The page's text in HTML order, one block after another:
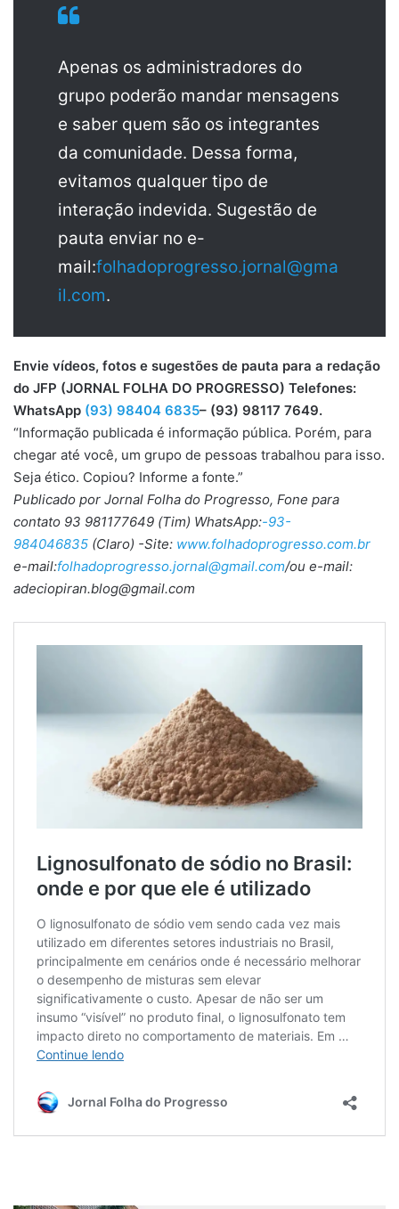
Apenas os administradores do
grupo poderão mandar mensagens
e saber quem são os integrantes
da comunidade. Dessa forma,
evitamos qualquer tipo de
interação indevida. Sugestão de
pauta enviar no e-
mail:folhadoprogresso.jornal@gma
il.com.
Envie vídeos, fotos e sugestões de pauta para a redação
do JFP (JORNAL FOLHA DO PROGRESSO) Telefones:
WhatsApp (93) 98404 6835– (93) 98117 7649.
“Informação publicada é informação pública. Porém, para
chegar até você, um grupo de pessoas trabalhou para isso.
Seja ético. Copiou? Informe a fonte.”
Publicado por Jornal Folha do Progresso, Fone para
contato 93 981177649 (Tim) WhatsApp:-93-
984046835 (Claro) -Site: www.folhadoprogresso.com.br
e-mail:folhadoprogresso.jornal@gmail.com/ou e-mail:
adeciopiran.blog@gmail.com